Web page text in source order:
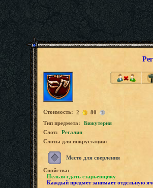
Стоимость: 2
80
Tип предмета:
Бижутерия
Слот:
Регалия
Слоты для инкрустации:
Место для сверления
Свойства:
Нельзя сдать старьевщику
Каждый предмет занимает отдельную